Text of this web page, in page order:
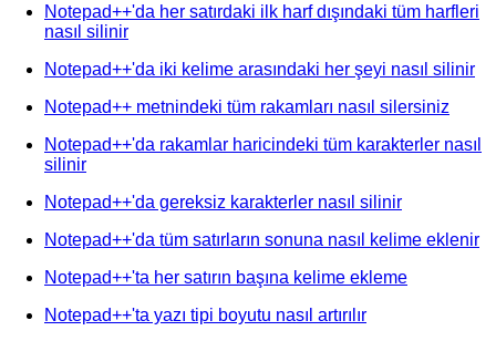
Notepad++'da her satırdaki ilk harf dışındaki tüm harfleri
nasıl silinir
Notepad++'da iki kelime arasındaki her şeyi nasıl silinir
Notepad++ metnindeki tüm rakamları nasıl silersiniz
Notepad++'da rakamlar haricindeki tüm karakterler nasıl
silinir
Notepad++'da gereksiz karakterler nasıl silinir
Notepad++'da tüm satırların sonuna nasıl kelime eklenir
Notepad++'ta her satırın başına kelime ekleme
Notepad++'ta yazı tipi boyutu nasıl artırılır